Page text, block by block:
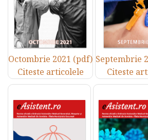
Octombrie 2021 (pdf)
Citeste articolele
Septembrie
Citeste